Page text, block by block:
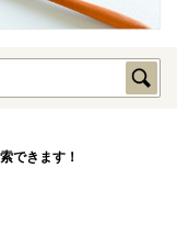
できます！